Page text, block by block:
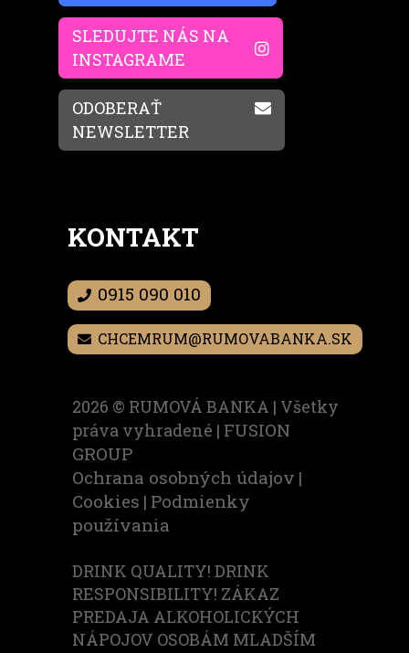
SLEDUJTE NÁS NA
INSTAGRAME
ODOBERAŤ
NEWSLETTER
KONTAKT
0915 090 010
CHCEMRUM@RUMOVABANKA.SK
2026 © RUMOVÁ BANKA | Všetky
práva vyhradené | FUSION
GROUP
Ochrana osobných údajov |
Cookies | Podmienky
používania
DRINK QUALITY! DRINK
RESPONSIBILITY! ZÁKAZ
PREDAJA ALKOHOLICKÝCH
NÁPOJOV OSOBÁM MLADŠÍM